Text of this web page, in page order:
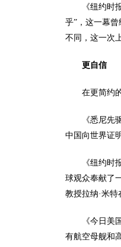
《纽约时
乎”，这一幕
不同，这一次
更自信
在更简约
《悉尼先
中国向世界证
《纽约
球观众奉献了
教授拉纳·米
《今日美
有航空母舰和